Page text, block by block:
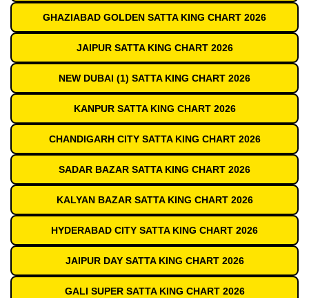
GHAZIABAD GOLDEN SATTA KING CHART 2026
JAIPUR SATTA KING CHART 2026
NEW DUBAI (1) SATTA KING CHART 2026
KANPUR SATTA KING CHART 2026
CHANDIGARH CITY SATTA KING CHART 2026
SADAR BAZAR SATTA KING CHART 2026
KALYAN BAZAR SATTA KING CHART 2026
HYDERABAD CITY SATTA KING CHART 2026
JAIPUR DAY SATTA KING CHART 2026
GALI SUPER SATTA KING CHART 2026